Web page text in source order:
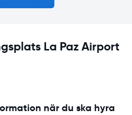
La Paz Airport
när du ska hyra